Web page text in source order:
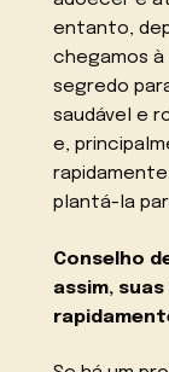
entanto,
chegamos à
segredo
saudável e
e,
plantá-la
Conselho
assim,